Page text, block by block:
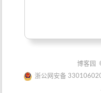
博客园
浙公网安备